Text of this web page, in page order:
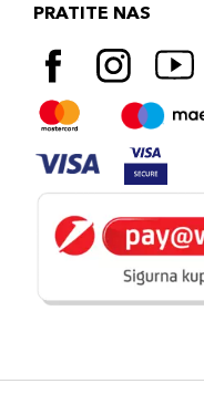
PRATITE NAS